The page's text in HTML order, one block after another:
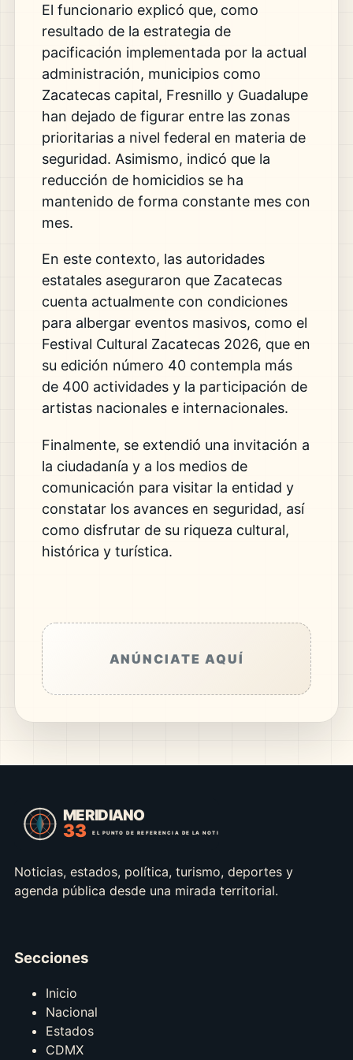
El funcionario explicó que, como
resultado de la estrategia de
pacificación implementada por la actual
administración, municipios como
Zacatecas capital, Fresnillo y Guadalupe
han dejado de figurar entre las zonas
prioritarias a nivel federal en materia de
seguridad. Asimismo, indicó que la
reducción de homicidios se ha
mantenido de forma constante mes con
mes.
En este contexto, las autoridades
estatales aseguraron que Zacatecas
cuenta actualmente con condiciones
para albergar eventos masivos, como el
Festival Cultural Zacatecas 2026, que en
su edición número 40 contempla más
de 400 actividades y la participación de
artistas nacionales e internacionales.
Finalmente, se extendió una invitación a
la ciudadanía y a los medios de
comunicación para visitar la entidad y
constatar los avances en seguridad, así
como disfrutar de su riqueza cultural,
histórica y turística.
ANÚNCIATE AQUÍ
Noticias, estados, política, turismo, deportes y
agenda pública desde una mirada territorial.
Secciones
Inicio
Nacional
Estados
CDMX